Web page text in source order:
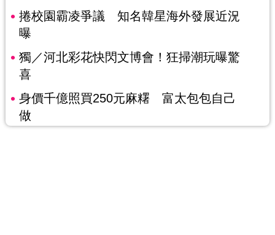
捲校園霸凌爭議 知名韓星海外發展近況
曝
獨／河北彩花快閃文博會！狂掃潮玩曝驚
喜
身價千億照買250元麻糬 富太包包自己
做